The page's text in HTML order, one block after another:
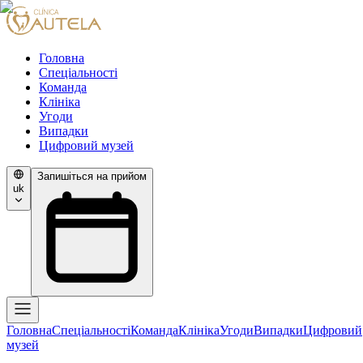
Головна
Спеціальності
Команда
Клініка
Угоди
Випадки
Цифровий музей
uk
Запишіться на прийом
ГоловнаСпеціальностіКомандаКлінікаУгодиВипадкиЦифровий
музей